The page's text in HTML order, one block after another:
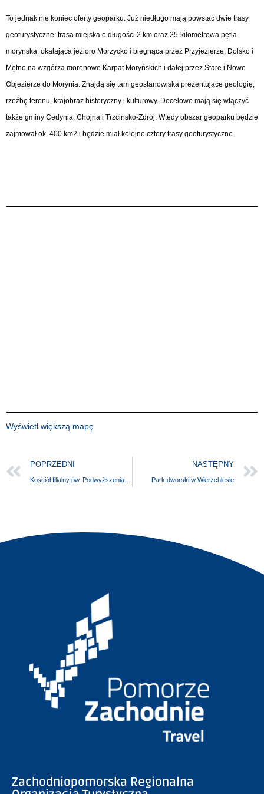
To jednak nie koniec oferty geoparku. Już niedługo mają powstać dwie trasy
geoturystyczne: trasa miejska o długości 2 km oraz 25-kilometrowa pętla
moryńska, okalająca jezioro Morzycko i biegnąca przez Przyjezierze, Dolsko i
Mętno na wzgórza morenowe Karpat Moryńskich i dalej przez Stare i Nowe
Objezierze do Morynia. Znajdą się tam geostanowiska prezentujące geologię,
rzeźbę terenu, krajobraz historyczny i kulturowy. Docelowo mają się włączyć
także gminy Cedynia, Chojna i Trzcińsko-Zdrój. Wtedy obszar geoparku będzie
zajmował ok. 400 km2 i będzie miał kolejne cztery trasy geoturystyczne.
Wyświetl większą mapę
POPRZEDNI NASTĘPNY
Park dworski w Wierzchlesie
Zachodniopomorska Regionalna